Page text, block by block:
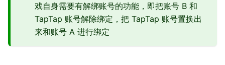
戏自身需要有解绑账号的功能，即把账号 B 和
TapTap 账号解除绑定，把 TapTap 账号置换出
来和账号 A 进行绑定